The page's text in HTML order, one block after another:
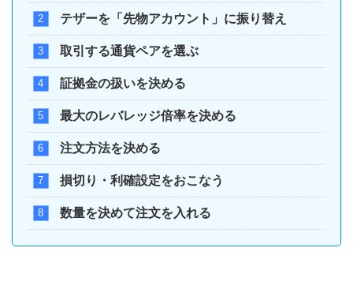
テザーを「先物アカウント」に振り替え
取引する通貨ペアを選ぶ
証拠金の扱いを決める
最大のレバレッジ倍率を決める
注文方法を決める
損切り・利確設定をおこなう
数量を決めて注文を入れる